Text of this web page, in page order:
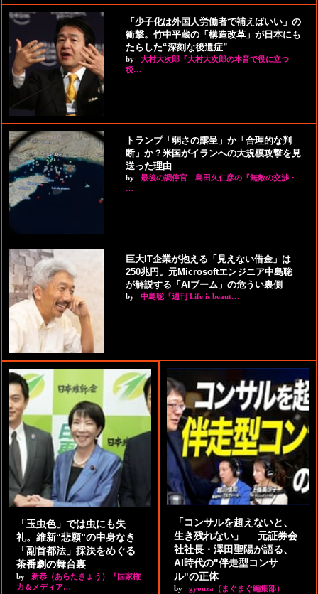
「少子化は外国人労働者で補えばいい」の
衝撃。竹中平蔵の「構造改革」が日本にも
たらした“深刻な後遺症”
by
大村大次郎『大村大次郎の本音で役に立つ
税…
トランプ「弱さの露呈」か「合理的な判
断」か？米国がイランへの大規模攻撃を見
送った理由
by
最後の調停官 島田久仁彦の『無敵の交渉・
…
巨大IT企業が抱える「見えない借金」は
250兆円。元Microsoftエンジニア中島聡
が解説する「AIブーム」の危うい裏側
by 中島聡『週刊 Life is beaut…
「玉虫色」では虫にも失
礼。維新“悲願”の中身なき
「副首都法」採決をめぐる
茶番劇の舞台裏
by
新恭（あらたきょう）『国家権
力＆メディア…
「コンサルを超えないと、
生き残れない」──元証券会
社社長・澤田聖陽が語る、
AI時代の"伴走型コンサ
ル"の正体
by gyouza（まぐまぐ編集部）